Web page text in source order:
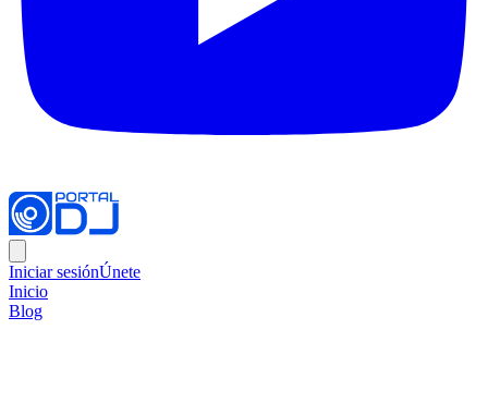
Iniciar sesiónÚnete
Inicio
Blog